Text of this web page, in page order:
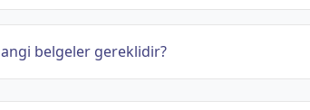
belgeler gereklidir?